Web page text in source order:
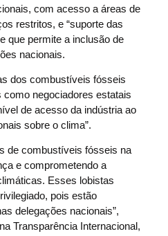
com acesso a áreas de
restritos, e “suporte das
que permite a inclusão de
nacionais.
dos combustíveis fósseis
negociadores estatais
de acesso da indústria ao
sobre o clima”.
de combustíveis fósseis na
e comprometendo a
Esses lobistas
pois estão
delegações nacionais”,
Transparência Internacional,